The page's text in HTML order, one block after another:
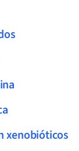
xenobióticos